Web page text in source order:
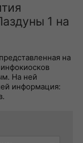
1 на
на
На ней
информация: